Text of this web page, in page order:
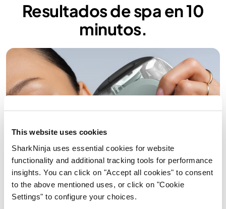
This website uses cookies
SharkNinja uses essential cookies for website
functionality and additional tracking tools for performance
insights. You can click on "Accept all cookies" to consent
to the above mentioned uses, or click on "Cookie
Settings" to configure your choices.
Resultados de spa en 10
minutos.